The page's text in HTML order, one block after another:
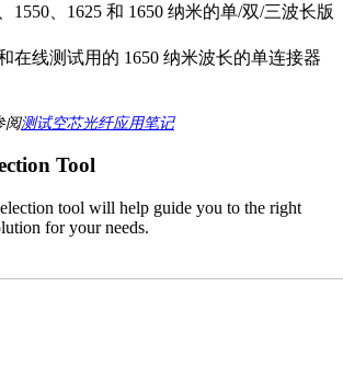
1550、1625 和 1650 纳米的单/双/三波长版
在线测试用的 1650 纳米波长的单连接器
阅测试空芯光纤应用笔记
Tool
tool will help guide you to the right
for your needs.